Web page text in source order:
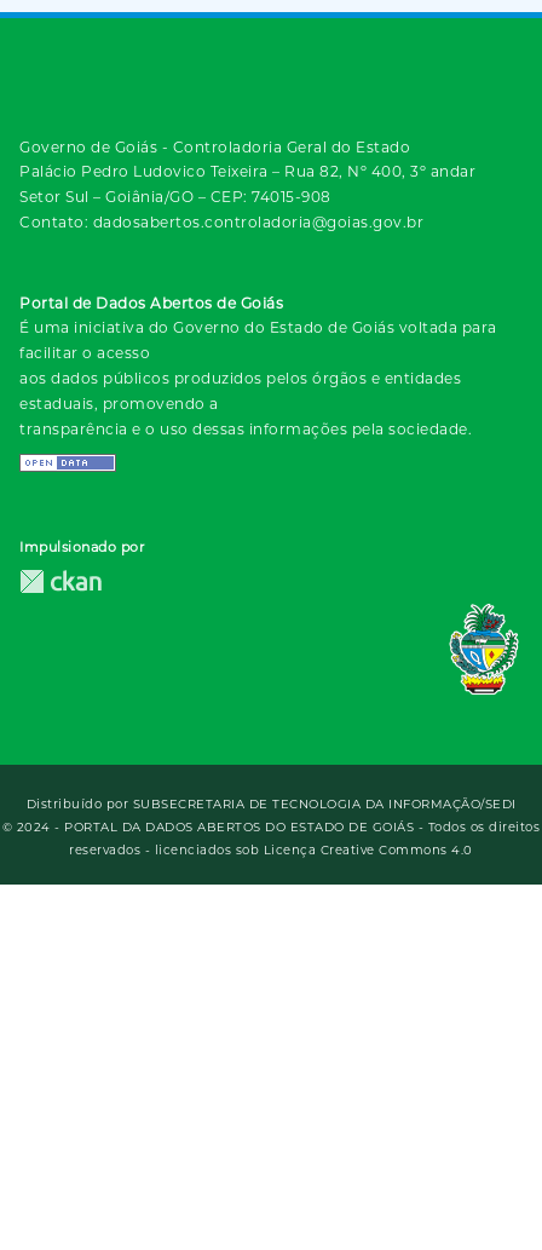
Governo de Goiás - Controladoria Geral do Estado
Palácio Pedro Ludovico Teixeira – Rua 82, Nº 400, 3º andar
Setor Sul – Goiânia/GO – CEP: 74015-908
Contato: dadosabertos.controladoria@goias.gov.br
Portal de Dados Abertos de Goiás
É uma iniciativa do Governo do Estado de Goiás voltada para
facilitar o acesso
aos dados públicos produzidos pelos órgãos e entidades
estaduais, promovendo a
transparência e o uso dessas informações pela sociedade.
Impulsionado por
Distribuído por SUBSECRETARIA DE TECNOLOGIA DA INFORMAÇÃO/SEDI
© 2024 - PORTAL DA DADOS ABERTOS DO ESTADO DE GOIÁS - Todos os direitos
reservados - licenciados sob Licença Creative Commons 4.0